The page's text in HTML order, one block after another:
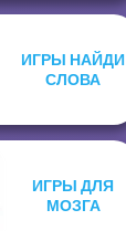
ИГРЫ НАЙДИ
СЛОВА
ИГРЫ ДЛЯ
МОЗГА